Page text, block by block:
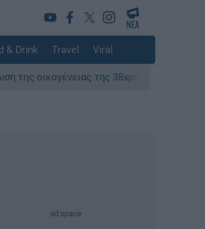
& Drink Travel Viral
της 38χρονης Βρετανίδας που